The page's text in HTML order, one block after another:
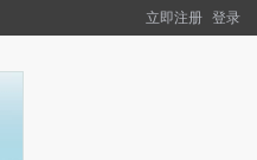
立即注册 登录